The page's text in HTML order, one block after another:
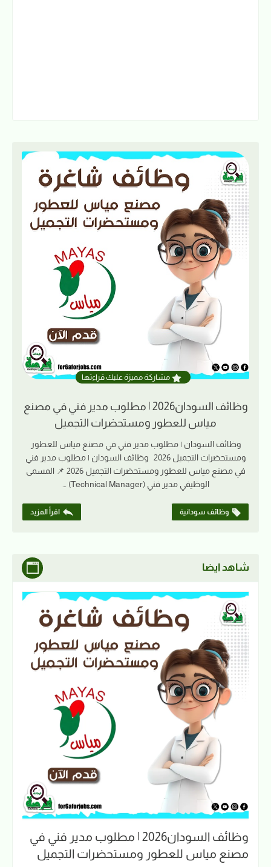
مشاركة مميزة عليك قراءتها
وظائف السودان2026 | مطلوب مدير فني في مصنع
مياس للعطور ومستحضرات التجميل
وظائف السودان | مطلوب مدير فني في مصنع مياس للعطور
ومستحضرات التجميل 2026 وظائف السودان | مطلوب مدير فني
في مصنع مياس للعطور ومستحضرات التجميل 2026 📌 المسمى
الوظيفي مدير فني (Technical Manager) …
وظائف سودانية اقرأ المزيد
شاهد ايضا
وظائف السودان2026 | مطلوب مدير فني في
مصنع مياس للعطور ومستحضرات التجميل